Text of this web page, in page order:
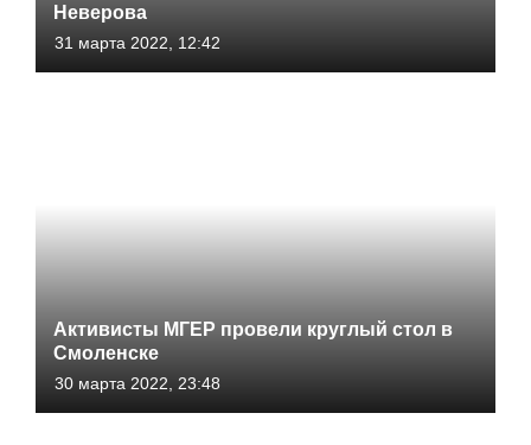
Неверова
31 марта 2022, 12:42
Активисты МГЕР провели круглый стол в
Смоленске
30 марта 2022, 23:48